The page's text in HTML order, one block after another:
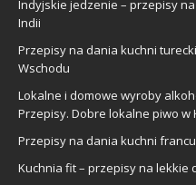
Indyjskie jedzenie – przepisy
Indii
Przepisy na dania kuchni
Wschodu
Lokalne i domowe wyroby
Przepisy. Dobre lokalne piwo w
Przepisy na dania kuchni
Kuchnia fit – przepisy na lekkie